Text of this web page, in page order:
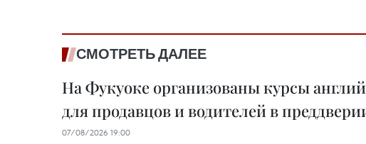
СМОТРЕТЬ ДАЛЕЕ
На Фукуоке организованы курсы
для продавцов и водителей в
07/08/2026 19:00